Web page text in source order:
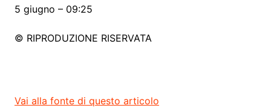
5 giugno – 09:25
© RIPRODUZIONE RISERVATA
Vai alla fonte di questo articolo